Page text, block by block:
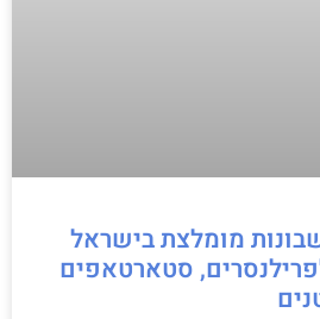
מומלצת בישראל
סטארטאפים